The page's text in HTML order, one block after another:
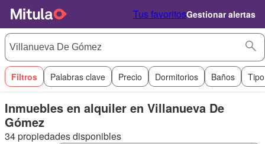
Tus favoritosGestionar alertas
Filtros Palabras clave Precio Dormitorios Baños
Inmuebles en alquiler en Villanueva De
Gómez
34 propiedades disponibles